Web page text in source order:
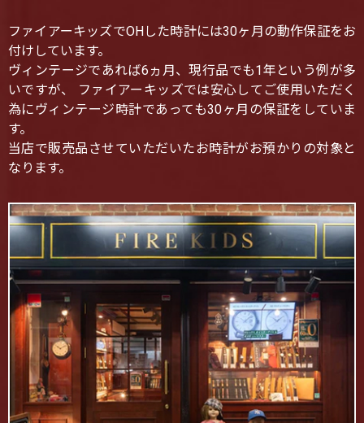
ファイアーキッズでOHした時計には30ヶ月の動作保証をお
付けしています。
ヴィンテージであれば6ヵ月、現行品でも1年という例が多
いですが、 ファイアーキッズでは安心してご使用いただく
為にヴィンテージ時計であっても30ヶ月の保証をしていま
す。
当店で販売品させていただいたお時計がお預かりの対象と
なります。